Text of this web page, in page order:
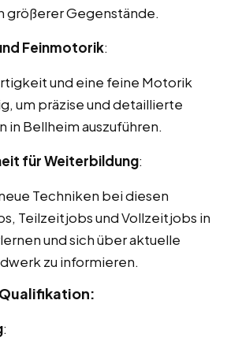
größerer Gegenstände.
Feinmotorik:
und eine feine Motorik
um präzise und detaillierte
in Bellheim auszuführen.
für Weiterbildung:
Techniken bei diesen
Teilzeitjobs und Vollzeitjobs in
und sich über aktuelle
zu informieren.
: